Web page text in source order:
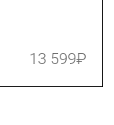
13 599₽